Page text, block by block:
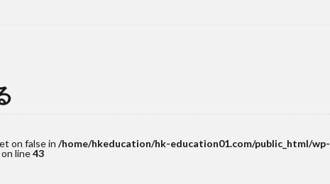
on false in /home/hkeducation/hk-education01.com/public_html/wp-
on line43